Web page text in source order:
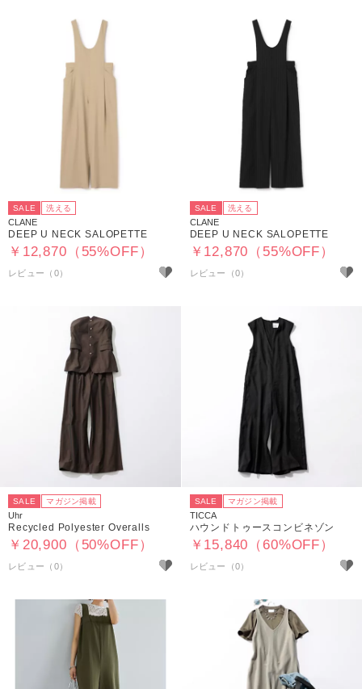
SALE 洗える
CLANE
DEEP U NECK SALOPETTE
￥12,870（55%OFF）
SALE 洗える
CLANE
DEEP U NECK SALOPETTE
￥12,870（55%OFF）
SALE マガジン掲載
Uhr
Recycled Polyester Overalls
￥20,900（50%OFF）
SALE マガジン掲載
TICCA
ハウンドトゥースコンビネゾン
￥15,840（60%OFF）